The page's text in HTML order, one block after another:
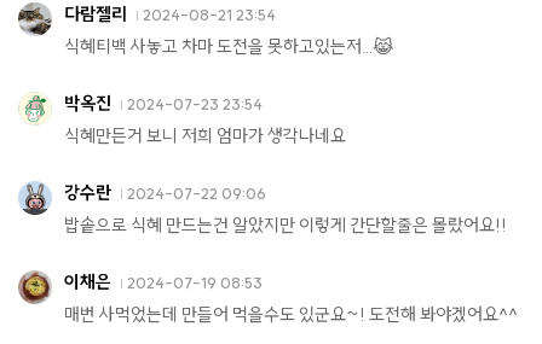
다람젤리 2024-08-21 23:54
식혜티백 사놓고 차마 도전을 못하고있는저...😹
박옥진 2024-07-23 23:54
식혜만든거 보니 저희 엄마가 생각나네요
강수란 2024-07-22 09:06
밥솥으로 식혜 만드는건 알았지만 이렇게 간단할줄은 몰랐어요!!
이채은 2024-07-19 08:53
매번 사먹었는데 만들어 먹을수도 있군요~! 도전해 봐야겠어요^^